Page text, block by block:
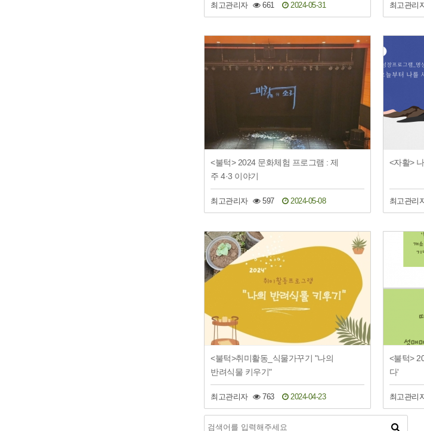
최고관리자 661 2024-05-31 최고관리
<불턱> 2024 문화체험 프로그램 : 제
주 4·3 이야기
최고관리자 597 2024-05-08
<자활>
최고관리
<불턱>취미활동_식물가꾸기 "나의
반려식물 키우기"
최고관리자 763 2024-04-23
<불턱>
다'
최고관리